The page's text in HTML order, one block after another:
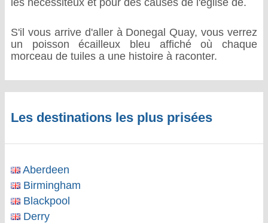
les nécessiteux et pour des causes de l'église de.
S'il vous arrive d'aller à Donegal Quay, vous verrez
un poisson écailleux bleu affiché où chaque
morceau de tuiles a une histoire à raconter.
Les destinations les plus prisées
Aberdeen
Birmingham
Blackpool
Derry